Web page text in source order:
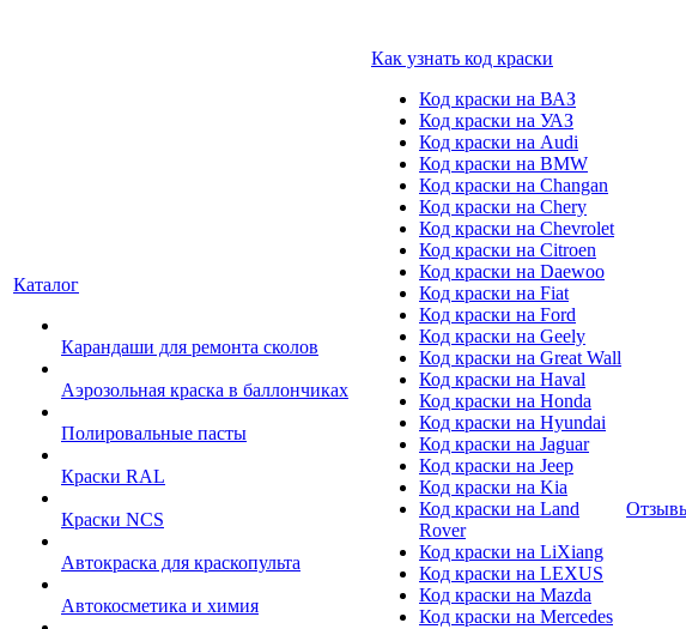
Каталог
Карандаши для ремонта сколов
Аэрозольная краска в баллончиках
Полировальные пасты
Краски RAL
Краски NCS
Автокраска для краскопульта
Автокосметика и химия
Как узнать код краски
Код краски на ВАЗ
Код краски на УАЗ
Код краски на Audi
Код краски на BMW
Код краски на Changan
Код краски на Chery
Код краски на Chevrolet
Код краски на Citroen
Код краски на Daewoo
Код краски на Fiat
Код краски на Ford
Код краски на Geely
Код краски на Great Wall
Код краски на Haval
Код краски на Honda
Код краски на Hyundai
Код краски на Jaguar
Код краски на Jeep
Код краски на Kia
Код краски на Land
Rover
Код краски на LiXiang
Код краски на LEXUS
Код краски на Mazda
Код краски на Mercedes